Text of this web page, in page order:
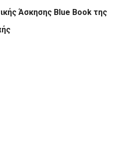
Άσκησης Blue Book της